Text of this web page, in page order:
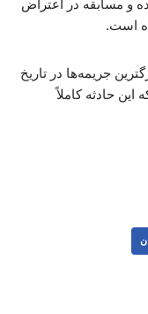
و مسابقه در اعتراض
جریمه‌ها در تاریخ
حادثه کاملاً